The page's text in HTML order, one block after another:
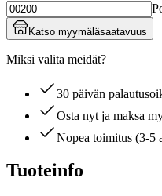
Katso myymäläsaatavuus
Miksi valita meidät?
30 päivän
Osta nyt ja maksa
Nopea toimitus (3-5
Tuoteinfo